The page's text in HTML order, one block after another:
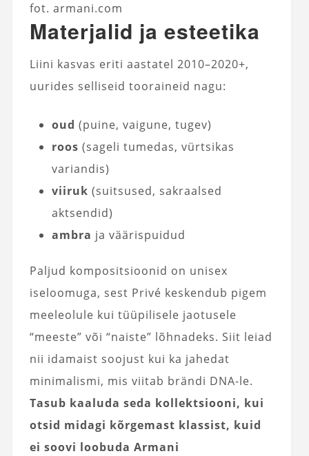
fot. armani.com
Materjalid ja esteetika
Liini kasvas eriti aastatel 2010–2020+,
uurides selliseid tooraineid nagu:
oud (puine, vaigune, tugev)
roos (sageli tumedas, vürtsikas
variandis)
viiruk (suitsused, sakraalsed
aktsendid)
ambra ja väärispuidud
Paljud kompositsioonid on unisex
iseloomuga, sest Privé keskendub pigem
meeleolule kui tüüpilisele jaotusele
“meeste” või “naiste” lõhnadeks. Siit leiad
nii idamaist soojust kui ka jahedat
minimalismi, mis viitab brändi DNA-le.
Tasub kaaluda seda kollektsiooni, kui
otsid midagi kõrgemast klassist, kuid
ei soovi loobuda Armani